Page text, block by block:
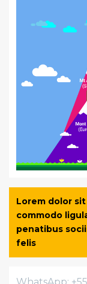
Lorem dolor
commodo
penatibus
felis